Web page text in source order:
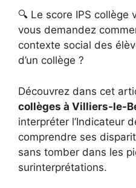
🔍 Le score IPS collège
vous demandez
contexte social des
d’un collège ?
Découvrez dans cet
collèges à Villiers-le-
interpréter l’Indicateur
comprendre ses
sans tomber dans les
surinterprétations.